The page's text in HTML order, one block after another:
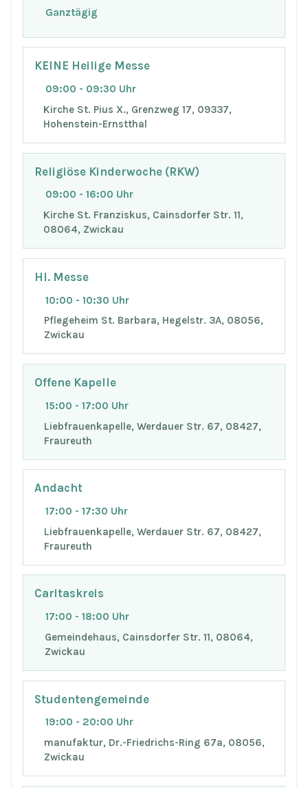
Ganztägig
KEINE Heilige Messe
09:00 - 09:30 Uhr
Kirche St. Pius X., Grenzweg 17, 09337,
Hohenstein-Ernstthal
Religiöse Kinderwoche (RKW)
09:00 - 16:00 Uhr
Kirche St. Franziskus, Cainsdorfer Str. 11,
08064, Zwickau
Hl. Messe
10:00 - 10:30 Uhr
Pflegeheim St. Barbara, Hegelstr. 3A, 08056,
Zwickau
Offene Kapelle
15:00 - 17:00 Uhr
Liebfrauenkapelle, Werdauer Str. 67, 08427,
Fraureuth
Andacht
17:00 - 17:30 Uhr
Liebfrauenkapelle, Werdauer Str. 67, 08427,
Fraureuth
Caritaskreis
17:00 - 18:00 Uhr
Gemeindehaus, Cainsdorfer Str. 11, 08064,
Zwickau
Studentengemeinde
19:00 - 20:00 Uhr
manufaktur, Dr.-Friedrichs-Ring 67a, 08056,
Zwickau